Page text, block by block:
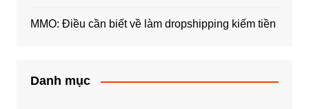
MMO: Điều cần biết về làm dropshipping kiếm tiền
Danh mục